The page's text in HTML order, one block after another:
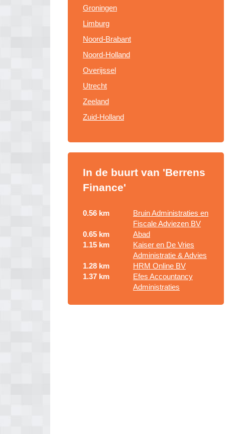
Groningen
Limburg
Noord-Brabant
Noord-Holland
Overijssel
Utrecht
Zeeland
Zuid-Holland
In de buurt van 'Berrens
Finance'
0.56 km
Bruin Administraties en
Fiscale Adviezen BV
0.65 km
Abad
1.15 km
Kaiser en De Vries
Administratie & Advies
1.28 km
HRM Online BV
1.37 km
Efes Accountancy
Administraties